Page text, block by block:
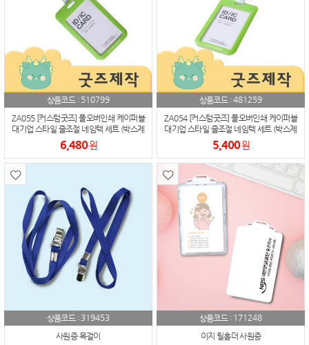
상품코드 : 510799
ZA055 [커스텀굿즈] 풀오버인쇄 케이퍼블
대기업 스타일 줄조절 네임텍 세트 (박스제
작가능)
6,480원
상품코드 :481259
ZA054 [커스텀굿즈] 풀오버인쇄 케이퍼블
대기업 스타일 줄조절 네임텍 세트 (박스제
작가능)
5,400원
상품코드 : 319453
사원증 목걸이
상품코드 : 171248
이지 릴홀더 사원증